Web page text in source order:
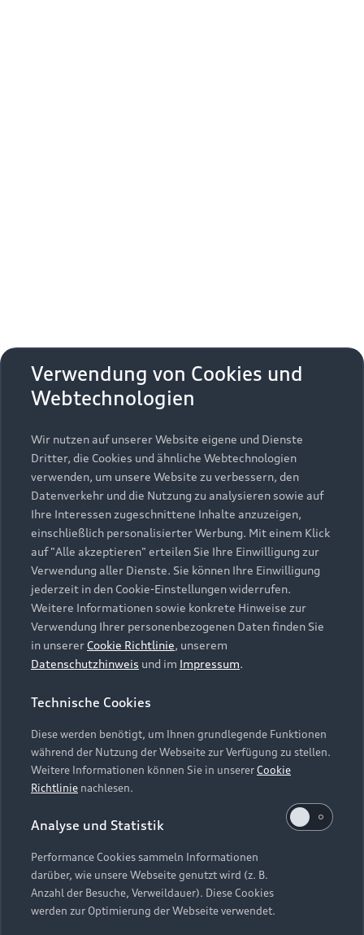
Zurück nach oben
Modelle
Alle Modelle
Modelle vergleichen
Elektromodelle
Plug-in-Hybride
Kaufen & leasen
Neuwagensuche
Gebrauchtwagensuche
Gebrauchtwagen
Finanzierung
Aktionen & Angebote
Geschäftskunden
Service & Zubehör
Saisonale Angebote
Audi Services
Garantie
Audi digital services
myAudi
Support
Kundenservice
Händlersuche
Audi Code
Online-Terminvereinbarung
Servicekontakt
Vertrag widerrufen
Über Audi
Unternehmen
Karriere
Investor Relations
Presse & Media Center
Datenschutz
Audi erleben
Newsletter
Impressum Rechtliches
Hinweisgebersystem
Datenschutzinformation
Cookie-Einstellungen
Cookie-Richtlinie
Barrierefreiheit
Hinweis: Die aktuelle Darstellung und Anordnung der
Embleme am Fahrzeug bei allen Abbildungen auf dieser
Webseite kann abweichen.
Verwendung von Cookies und
Webtechnologien
Wir nutzen auf unserer Website eigene und Dienste
Dritter, die Cookies und ähnliche Webtechnologien
verwenden, um unsere Website zu verbessern, den
Datenverkehr und die Nutzung zu analysieren sowie auf
Ihre Interessen zugeschnittene Inhalte anzuzeigen,
einschließlich personalisierter Werbung. Mit einem Klick
auf "Alle akzeptieren" erteilen Sie Ihre Einwilligung zur
Verwendung aller Dienste. Sie können Ihre Einwilligung
jederzeit in den Cookie-Einstellungen widerrufen.
Weitere Informationen sowie konkrete Hinweise zur
Verwendung Ihrer personenbezogenen Daten finden Sie
in unserer Cookie Richtlinie, unserem
Datenschutzhinweis und im Impressum.
Technische Cookies
Diese werden benötigt, um Ihnen grundlegende Funktionen
während der Nutzung der Webseite zur Verfügung zu stellen.
Weitere Informationen können Sie in unsererCookie
Richtlinie nachlesen.
Analyse und Statistik
Performance Cookies sammeln Informationen
darüber, wie unsere Webseite genutzt wird (z. B.
Anzahl der Besuche, Verweildauer). Diese Cookies
werden zur Optimierung der Webseite verwendet.